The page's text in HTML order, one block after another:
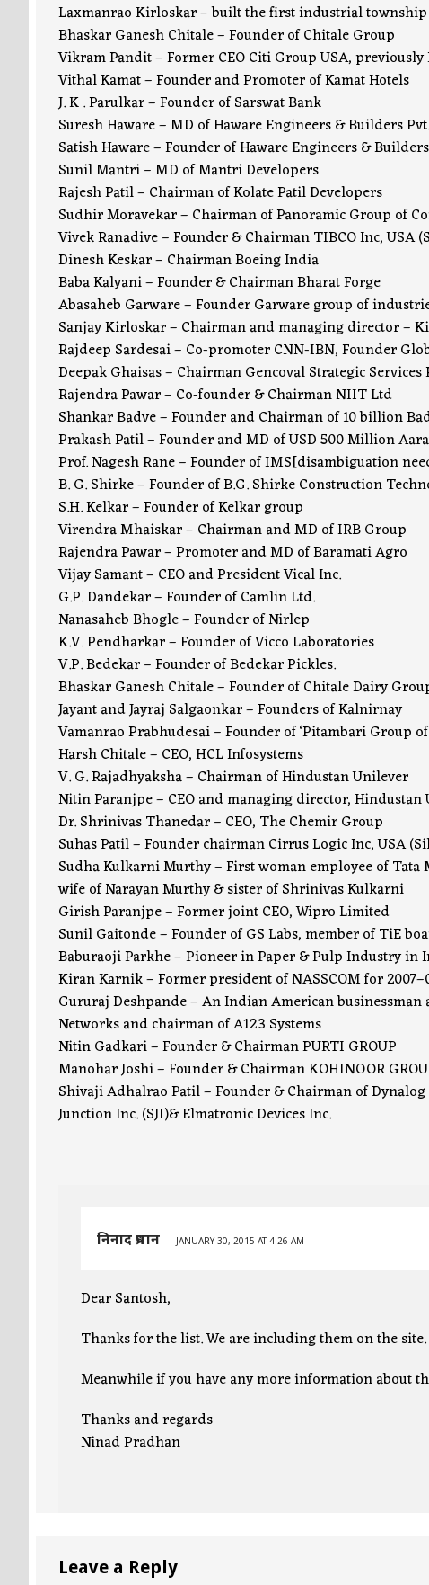
Laxmanrao Kirloskar – built the first industrial
Bhaskar Ganesh Chitale – Founder of Chitale Group
Vikram Pandit – Former CEO Citi Group USA,
Vithal Kamat – Founder and Promoter of Kamat Hotels
J. K . Parulkar – Founder of Sarswat Bank
Suresh Haware – MD of Haware Engineers & Builders
Satish Haware – Founder of Haware Engineers &
Sunil Mantri – MD of Mantri Developers
Rajesh Patil – Chairman of Kolate Patil Developers
Sudhir Moravekar – Chairman of Panoramic Group of
Vivek Ranadive – Founder & Chairman TIBCO Inc, USA
Dinesh Keskar – Chairman Boeing India
Baba Kalyani – Founder & Chairman Bharat Forge
Abasaheb Garware – Founder Garware group of
Sanjay Kirloskar – Chairman and managing director –
Rajdeep Sardesai – Co-promoter CNN-IBN, Founder
Deepak Ghaisas – Chairman Gencoval Strategic
Rajendra Pawar – Co-founder & Chairman NIIT Ltd
Shankar Badve – Founder and Chairman of 10 billion
Prakash Patil – Founder and MD of USD 500 Million
Prof. Nagesh Rane – Founder of IMS[disambiguation
B. G. Shirke – Founder of B.G. Shirke Construction
S.H. Kelkar – Founder of Kelkar group
Virendra Mhaiskar – Chairman and MD of IRB Group
Rajendra Pawar – Promoter and MD of Baramati Agro
Vijay Samant – CEO and President Vical Inc.
G.P. Dandekar – Founder of Camlin Ltd.
Nanasaheb Bhogle – Founder of Nirlep
K.V. Pendharkar – Founder of Vicco Laboratories
V.P. Bedekar – Founder of Bedekar Pickles.
Bhaskar Ganesh Chitale – Founder of Chitale Dairy
Jayant and Jayraj Salgaonkar – Founders of Kalnirnay
Vamanrao Prabhudesai – Founder of ‘Pitambari Group of
Harsh Chitale – CEO, HCL Infosystems
V. G. Rajadhyaksha – Chairman of Hindustan Unilever
Nitin Paranjpe – CEO and managing director,
Dr. Shrinivas Thanedar – CEO, The Chemir Group
Suhas Patil – Founder chairman Cirrus Logic Inc, USA
Sudha Kulkarni Murthy – First woman employee of
wife of Narayan Murthy & sister of Shrinivas Kulkarni
Girish Paranjpe – Former joint CEO, Wipro Limited
Sunil Gaitonde – Founder of GS Labs, member of TiE
Baburaoji Parkhe – Pioneer in Paper & Pulp Industry
Kiran Karnik – Former president of NASSCOM for
Gururaj Deshpande – An Indian American
Networks and chairman of A123 Systems
Nitin Gadkari – Founder & Chairman PURTI GROUP
Manohar Joshi – Founder & Chairman KOHINOOR
Shivaji Adhalrao Patil – Founder & Chairman of
Junction Inc. (SJI)& Elmatronic Devices Inc.
निनाद प्रधान JANUARY 30, 2015 AT 4:26 AM
Dear Santosh,
Thanks for the list. We are including them on the site.
Meanwhile if you have any more information about
Thanks and regards
Ninad Pradhan
Leave a Reply